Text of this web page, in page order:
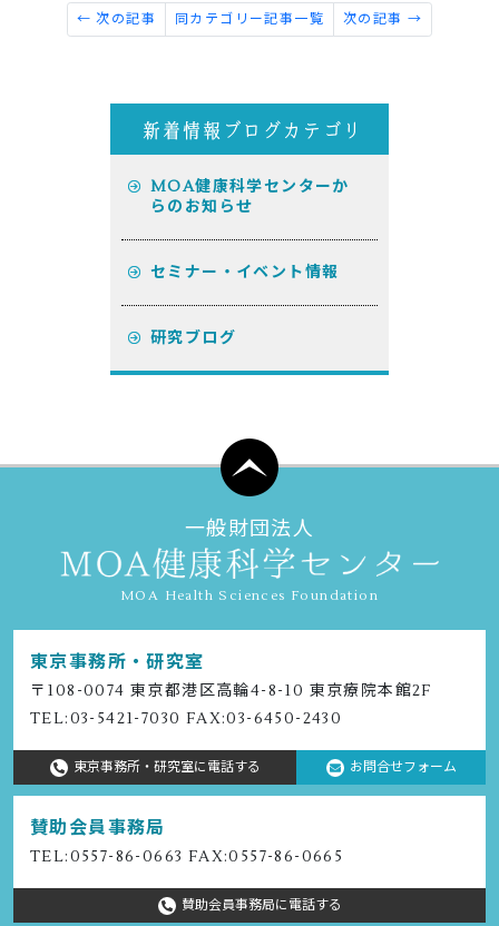
← 次の記事 同カテゴリー記事一覧 次の記事 →
MOA健康科学センターか
らのお知らせ
セミナー・イベント情報
研究ブログ
一般財団法人
MOA Health Sciences Foundation
東京事務所・研究室
〒108-0074 東京都港区⾼輪4-8-10 東京療院本館2F
TEL:03-5421-7030 FAX:03-6450-2430
東京事務所・研究室に電話する お問合せフォーム
賛助会員事務局
TEL:0557-86-0663 FAX:0557-86-0665
賛助会員事務局に電話する